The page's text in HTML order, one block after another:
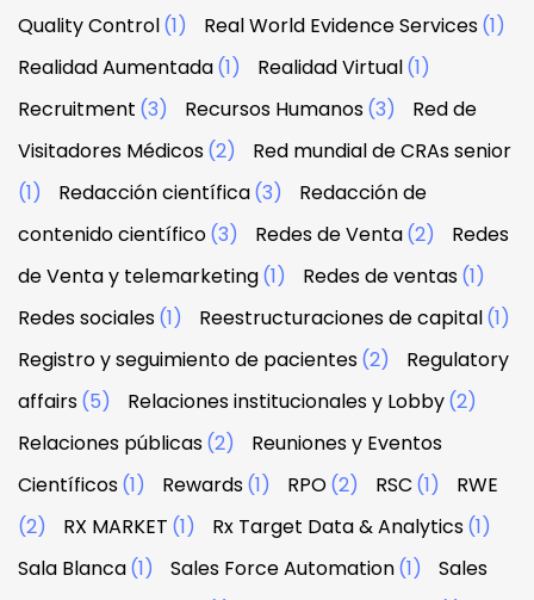
Quality Control(1) Real World Evidence Services(1)
Realidad Aumentada(1) Realidad Virtual(1)
Recruitment (3) Recursos Humanos(3)
Red de
Visitadores Médicos(2)
Red mundial de CRAs senior
(1)
Redacción científica(3)
Redacción de
contenido científico(3) Redes de Venta(2)
Redes
de Venta y telemarketing(1) Redes de ventas(1)
Redes sociales(1) Reestructuraciones de capital(1)
Registro y seguimiento de pacientes(2)
Regulatory
affairs(5) Relaciones institucionales y Lobby(2)
Relaciones públicas(2)
Reuniones y Eventos
Científicos(1) Rewards(1) RPO(2) RSC (1)
RWE
(2)
RX MARKET (1) Rx Target Data & Analytics(1)
Sala Blanca(1) Sales Force Automation(1)
Sales